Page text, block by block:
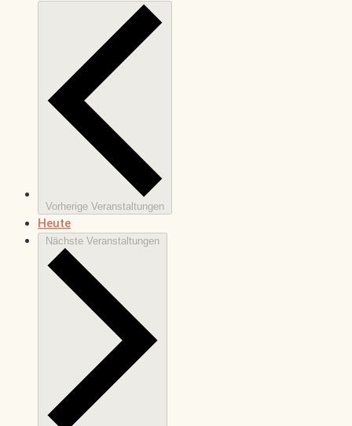
Vorherige Veranstaltungen
Heute
Nächste Veranstaltungen